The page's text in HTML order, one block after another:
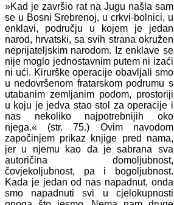
»Kad je završio rat na Jugu našla sam
se u Bosni Srebrenoj, u crkvi-bolnici, u
enklavi, području u kojem je jedan
narod, hrvatski, sa svih strana okružen
neprijateljskim narodom. Iz enklave se
nije moglo jednostavnim putem ni izaći
ni ući. Kirurške operacije obavljali smo
u nedovršenom fratarskom podrumu s
utabanim zemljanim podom, prostoriji
u koju je jedva stao stol za operacije i
nas nekoliko najpotrebnijih oko
njega.« (str. 75.) Ovim navodom
započinjem prikaz knjige pred nama,
jer u njemu kao da je sabrana sva
autoričina domoljubnost,
čovjekoljubnost, pa i bogoljubnost.
Kada je jedan od nas napadnut, onda
smo napadnuti svi u cjelokupnosti